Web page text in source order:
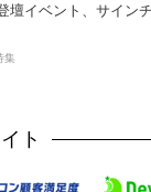
壇イベント、サイン
集
ト